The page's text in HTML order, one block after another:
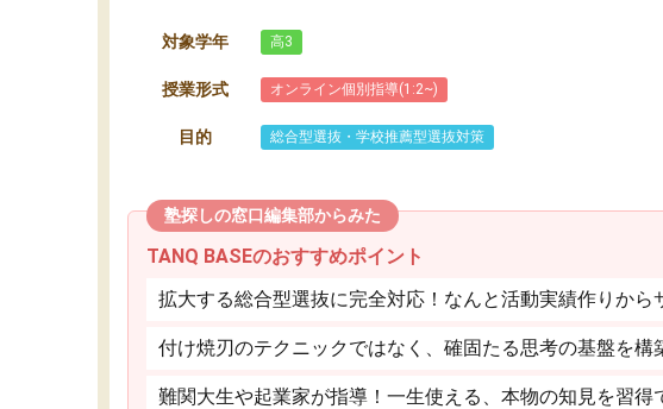
対象学年 高3
授業形式 オンライン個別指導(1:2~)
目的 総合型選抜・学校推薦型選抜対策
塾探しの窓口編集部からみた
TANQ BASEのおすすめポイント
拡大する総合型選抜に完全対応！なんと活動実績作りから
付け焼刃のテクニックではなく、確固たる思考の基盤を構
難関大生や起業家が指導！一生使える、本物の知見を習得